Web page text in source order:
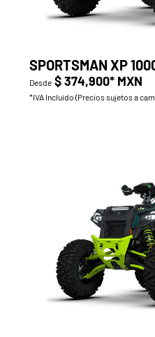
SPORTSMAN XP
Desde $ 374,900* MXN
*IVA Incluido (Precios sujetos a